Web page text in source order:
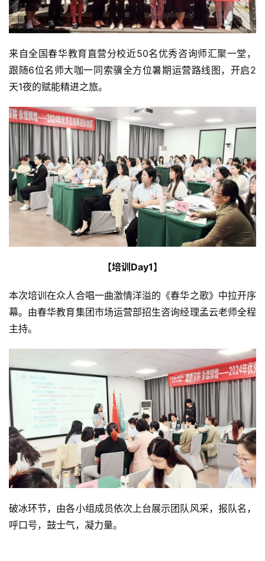
来自全国春华教育直营分校近50名优秀咨询师汇聚一堂，
跟随6位名师大咖一同索骥全方位暑期运营路线图，开启2
天1夜的赋能精进之旅。
【培训Day1】
本次培训在众人合唱一曲激情洋溢的《春华之歌》中拉开序
幕。由春华教育集团市场运营部招生咨询经理孟云老师全程
主持。
破冰环节，由各小组成员依次上台展示团队风采，报队名，
呼口号，鼓士气，凝力量。